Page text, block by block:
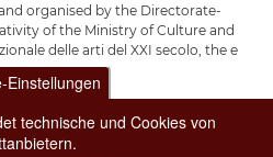
organised by the Directorate-
of the Ministry of Culture and
delle arti del XXI secolo, the e
Reise
Einstellungen
technische und Cookies von